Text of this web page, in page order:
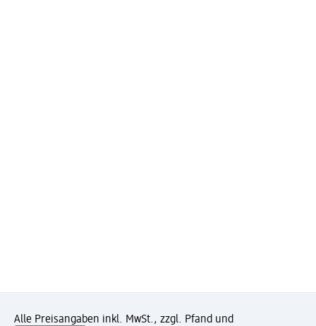
Alle Preisangaben inkl. MwSt., zzgl. Pfand und